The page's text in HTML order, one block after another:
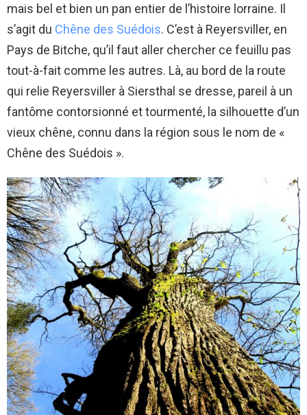
mais bel et bien un pan entier de l’histoire lorraine. Il
s’agit du Chêne des Suédois. C’est à Reyersviller, en
Pays de Bitche, qu’il faut aller chercher ce feuillu pas
tout-à-fait comme les autres. Là, au bord de la route
qui relie Reyersviller à Siersthal se dresse, pareil à un
fantôme contorsionné et tourmenté, la silhouette d’un
vieux chêne, connu dans la région sous le nom de «
Chêne des Suédois ».